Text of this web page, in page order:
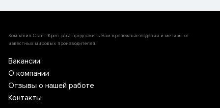
Компания Стант-Креп рада предложить Вам крепежные изделия и метизы от
известных мировых производителей.
Вакансии
О компании
Отзывы о нашей работе
Контакты